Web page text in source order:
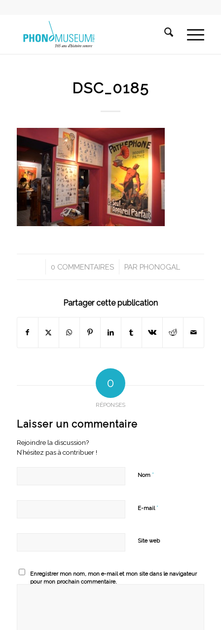
DSC_0185
0 COMMENTAIRES
/ PAR PHONOGAL
Partager cette publication
0
RÉPONSES
Laisser un commentaire
Rejoindre la discussion?
N’hésitez pas à contribuer !
Nom *
E-mail *
Site web
Enregistrer mon nom, mon e-mail et mon site dans le navigateur
pour mon prochain commentaire.